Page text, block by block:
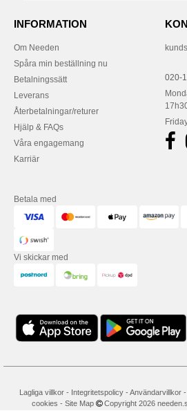
INFORMATION
Om Needen
Spåra min beställning nu
Betalningssätt
Leverans
Återbetalningar/returer
Hjälp & FAQs
Våra engagemang
Karriär
020-
Betala med
Vi skickar med
Lagliga villkor- Integritetspolicy- Användarvillkor-
cookies - Site Map Copyright 2026